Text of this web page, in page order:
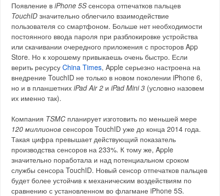
Появление вiPhone 5Sсенсора отпечатков пальцев
TouchID значительно облегчило взаимодействие
пользователя со смартфоном. Больше нет необходимости
постоянного ввода пароля при разблокировке устройства
или скачивании очередного приложения с просторов App
Store. Но к хорошему привыкаешь очень быстро. Если
верить ресурсуChina Times, Apple серьезно настроена на
внедрение TouchID не только в новом поколении iPhone 6,
но и в планшетнихiPad Air 2 иiPad Mini 3 (условно назовем
их именно так).
Компания TSMC планирует изготовить по меньшей мере
120 миллионов сенсоров TouchID уже до конца 2014 года.
Такая цифра превышает действующий показатель
производства сенсоров на 233%. К тому же, Apple
значительно поработала и над потенциальном сроком
службы сенсора TouchID. Новый сенсор отпечатков пальцев
будет более устойчив к механическим воздействиям по
сравнению с установленном во флагмане iPhone 5S.